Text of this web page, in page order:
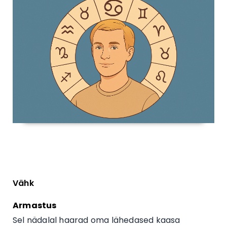
Vähk
Armastus
Sel nädalal haarad oma lähedased kaasa